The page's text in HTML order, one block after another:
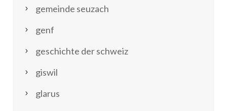
gemeinde seuzach
genf
geschichte der schweiz
giswil
glarus